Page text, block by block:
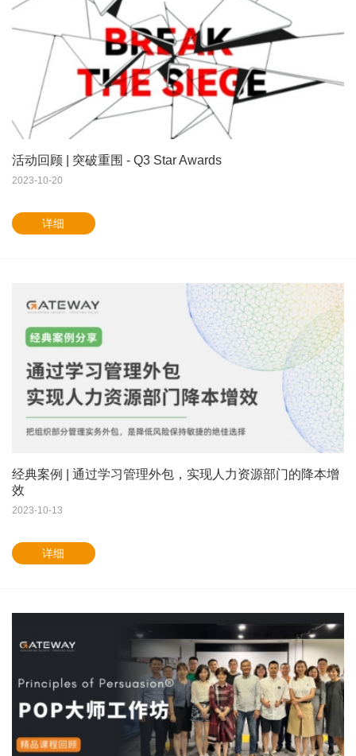
活动回顾 | 突破重围 - Q3 Star Awards
2023-10-20
详细
经典案例 | 通过学习管理外包，实现人力资源部门的降本增
效
2023-10-13
详细